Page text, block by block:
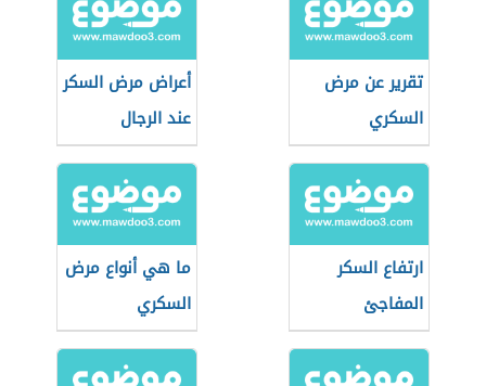
تقرير عن مرض
السكري
أعراض مرض السكر
عند الرجال
ارتفاع السكر
المفاجئ
ما هي أنواع مرض
السكري